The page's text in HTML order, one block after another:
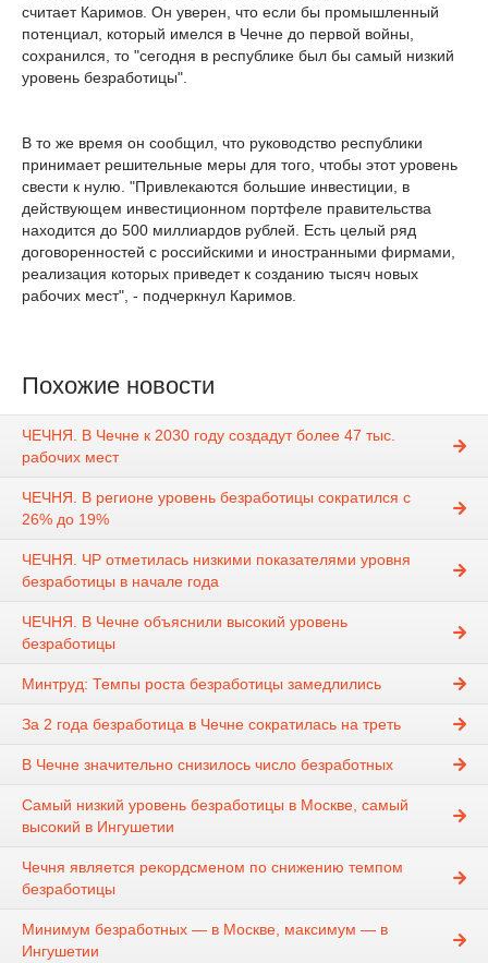
считает Каримов. Он уверен, что если бы промышленный
потенциал, который имелся в Чечне до первой войны,
сохранился, то "сегодня в республике был бы самый низкий
уровень безработицы".
В то же время он сообщил, что руководство республики
принимает решительные меры для того, чтобы этот уровень
свести к нулю. "Привлекаются большие инвестиции, в
действующем инвестиционном портфеле правительства
находится до 500 миллиардов рублей. Есть целый ряд
договоренностей с российскими и иностранными фирмами,
реализация которых приведет к созданию тысяч новых
рабочих мест", - подчеркнул Каримов.
Похожие новости
ЧЕЧНЯ. В Чечне к 2030 году создадут более 47 тыс.
рабочих мест
ЧЕЧНЯ. В регионе уровень безработицы сократился с
26% до 19%
ЧЕЧНЯ. ЧР отметилась низкими показателями уровня
безработицы в начале года
ЧЕЧНЯ. В Чечне объяснили высокий уровень
безработицы
Минтруд: Темпы роста безработицы замедлились
За 2 года безработица в Чечне сократилась на треть
В Чечне значительно снизилось число безработных
Самый низкий уровень безработицы в Москве, самый
высокий в Ингушетии
Чечня является рекордсменом по снижению темпом
безработицы
Минимум безработных — в Москве, максимум — в
Ингушетии